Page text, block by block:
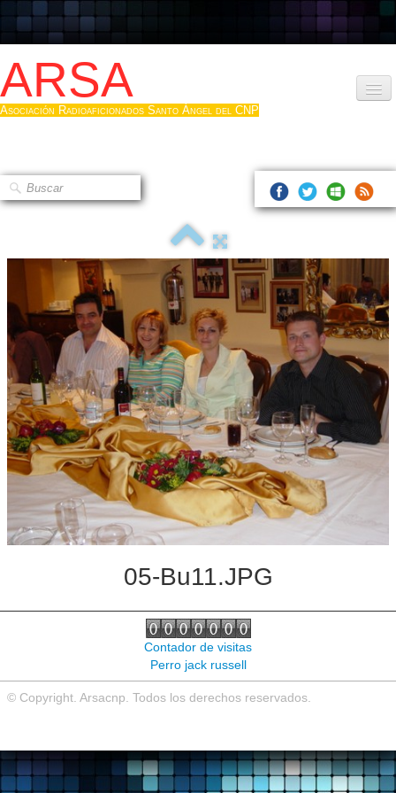
ARSA
Asociación Radioaficionados Santo Ángel del CNP
Que es la ARSA
Hacerse socio
Log diploma en Pdf
Fotos ▼
Sistemas Digitales
Noticias de interés
Contacto
05-Bu11.JPG
Contador de visitas
Perro jack russell
© Copyright. Arsacnp. Todos los derechos reservados.